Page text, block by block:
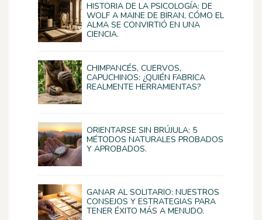
HISTORIA DE LA PSICOLOGÍA: DE
WOLF A MAINE DE BIRAN, CÓMO EL
ALMA SE CONVIRTIÓ EN UNA
CIENCIA.
CHIMPANCÉS, CUERVOS,
CAPUCHINOS: ¿QUIÉN FABRICA
REALMENTE HERRAMIENTAS?
ORIENTARSE SIN BRÚJULA: 5
MÉTODOS NATURALES PROBADOS
Y APROBADOS.
GANAR AL SOLITARIO: NUESTROS
CONSEJOS Y ESTRATEGIAS PARA
TENER ÉXITO MÁS A MENUDO.